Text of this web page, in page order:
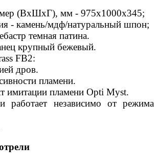
(ВхШхГ), мм - 975х1000х345;
- камень/мдф/натуральный шпон;
темная патина.
крупный бежевый.
FB2:
дров.
пламени.
имитации пламени Opti Myst.
работает независимо от режима